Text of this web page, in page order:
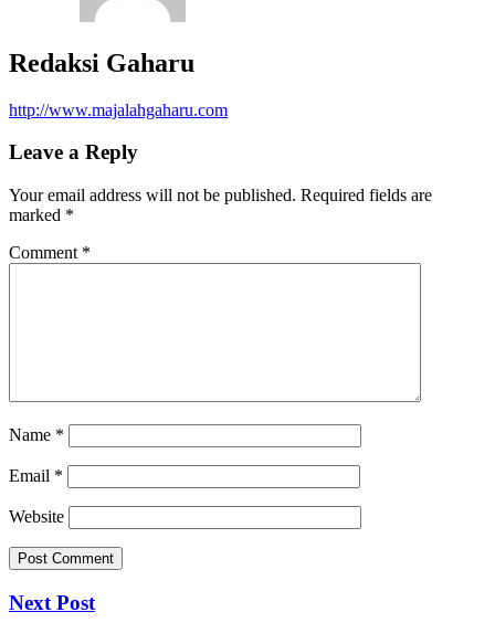
Redaksi Gaharu
http://www.majalahgaharu.com
Leave a Reply
Your email address will not be published. Required fields are
marked *
Comment *
Name *
Email *
Website
Next Post